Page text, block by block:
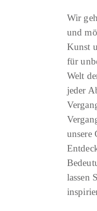
Wir
und
Kunst
für
Welt
jeder
unsere
lassen